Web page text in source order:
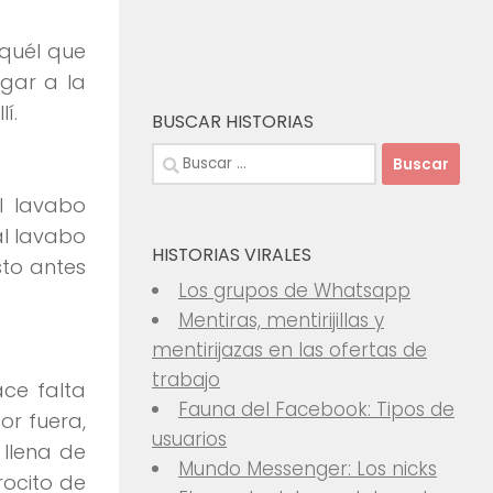
que
a la
lavabo
lavabo
antes
falta
fuera,
de
de
BUSCAR HISTORIAS
Buscar:
HISTORIAS VIRALES
Los grupos de Whatsapp
Mentiras, mentirijillas y
mentirijazas en las ofertas de
trabajo
Fauna del Facebook: Tipos de
usuarios
Mundo Messenger: Los nicks